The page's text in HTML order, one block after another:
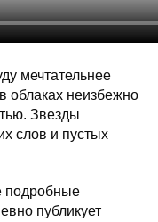
мечтательнее
облаках неизбежно
Звезды
слов и пустых
подробные
публикует